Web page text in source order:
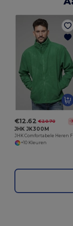
€12.62 €20.70 -
JHK JK300M
+10 Kleuren